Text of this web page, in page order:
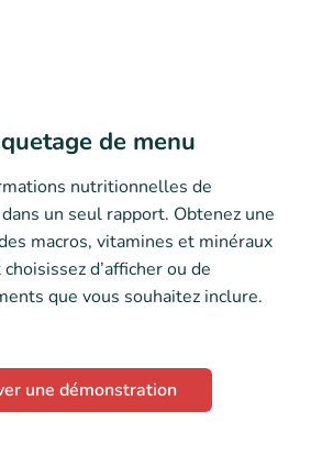
de menu
nutritionnelles de
un seul rapport. Obtenez une
macros, vitamines et minéraux
d’afficher ou de
que vous souhaitez inclure.
une démonstration